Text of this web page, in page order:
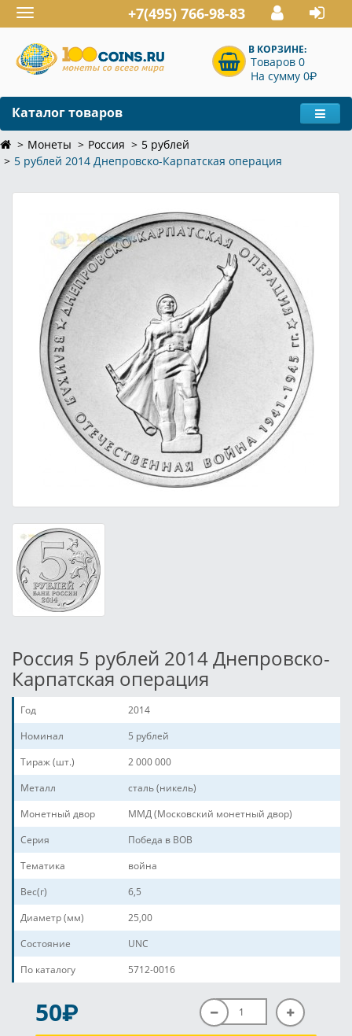
Toggle
navigation
+7(495) 766-98-83
В КОРЗИНЕ:
Товаров 0
На сумму 0P
Каталог товаров
Монеты Россия
5 рублей
5 рублей 2014 Днепровско-Карпатская операция
Россия 5 рублей 2014 Днепровско-
Карпатская операция
Год
2014
Номинал
5 рублей
Тираж (шт.)
2 000 000
Металл
сталь (никель)
Монетный двор
ММД (Московский монетный двор)
Серия
Победа в ВОВ
Тематика
война
Вес(г)
6,5
Диаметр (мм)
25,00
Состояние
UNC
По каталогу
5712-0016
50P